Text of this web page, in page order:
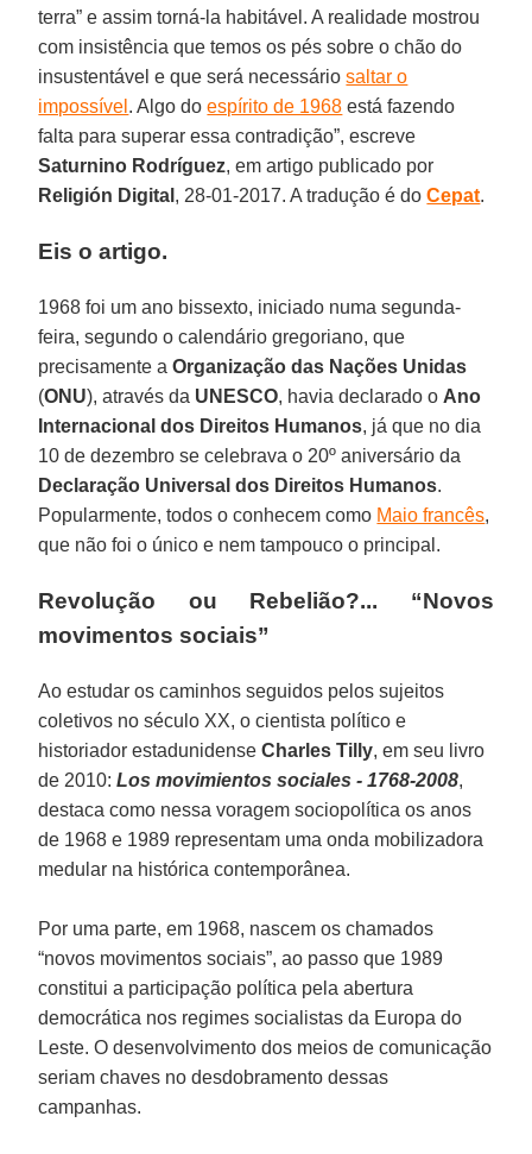
terra” e assim torná-la habitável. A realidade mostrou
com insistência que temos os pés sobre o chão do
insustentável e que será necessáriosaltar o
impossível . Algo doespírito de 1968 está fazendo
falta para superar essa contradição”, escreve
Saturnino Rodríguez, em artigo publicado por
Religión Digital , 28-01-2017. A tradução é doCepat.
Eis o artigo.
1968 foi um ano bissexto, iniciado numa segunda-
feira, segundo o calendário gregoriano, que
precisamente aOrganização das Nações Unidas
(ONU), através da UNESCO, havia declarado o Ano
Internacional dos Direitos Humanos, já que no dia
10 de dezembro se celebrava o 20º aniversário da
Declaração Universal dos Direitos Humanos.
Popularmente, todos o conhecem como Maio francês,
que não foi o único e nem tampouco o principal.
Revolução ou Rebelião?... “Novos
movimentos sociais”
Ao estudar os caminhos seguidos pelos sujeitos
coletivos no século XX, o cientista político e
historiador estadunidenseCharles Tilly, em seu livro
de 2010:Los movimientos sociales - 1768-2008,
destaca como nessa voragem sociopolítica os anos
de 1968 e 1989 representam uma onda mobilizadora
medular na histórica contemporânea.
Por uma parte, em 1968, nascem os chamados
“novos movimentos sociais”, ao passo que 1989
constitui a participação política pela abertura
democrática nos regimes socialistas da Europa do
Leste. O desenvolvimento dos meios de comunicação
seriam chaves no desdobramento dessas
campanhas.